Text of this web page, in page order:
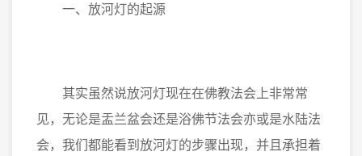
一、放河灯的起源
其实虽然说放河灯现在在佛教法会上非常常
见，无论是盂兰盆会还是浴佛节法会亦或是水陆法
会，我们都能看到放河灯的步骤出现，并且承担着